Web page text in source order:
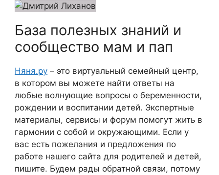
База полезных знаний и
сообщество мам и пап
Няня.ру – это виртуальный семейный центр,
в котором вы можете найти ответы на
любые волнующие вопросы о беременности,
рождении и воспитании детей. Экспертные
материалы, сервисы и форум помогут жить в
гармонии с собой и окружающими. Если у
вас есть пожелания и предложения по
работе нашего сайта для родителей и детей,
пишите. Будем рады обратной связи, потому